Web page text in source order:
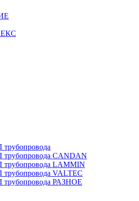
CANDAN
LAMMIN
VALTEC
трубопровода РАЗНОЕ